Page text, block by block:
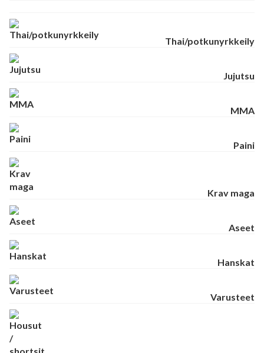
Thai/potkunyrkkeily
Jujutsu
MMA
Paini
Krav maga
Aseet
Hanskat
Varusteet